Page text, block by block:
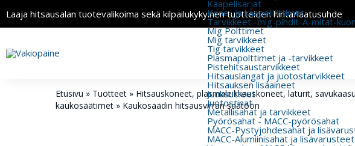
Laaja hitsausalan tuotevalikoima sekä kilpailukykyinen tuotteiden hinta/laatusuhde
Kaapelisarjat
Kone- ja kaapeliliittimet
Tarvikkeet -mig-pihdit-A-mitat-
Mig Polttimet
Mig tarvikkeet
Tig tarvikkeet
Plasmapolttimet ja -tarvikkeet
Pistehitsaustarvikkeet
Hitsauslangat ja juotostarvikkeet
Hitsauksen lisäaineet
Juoksutteet
Juotostinat
Metallisahat ja tarvikkeet
Pyörösahat - MACC-pyörösahat
MACC-Pystyjohdesahat ja
MACC-Alumiinisahat ja lisävarusteet
Etusivu » Tuotteet » Hitsauskoneet, plasmaleikkauskoneet, laturit,
kaukosäätimet » Kaukosäädin hitsausvirran säätöön